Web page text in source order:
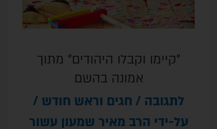
היהודים" מתוך
חגים וראש חודש/
מאיר שמעון עשור